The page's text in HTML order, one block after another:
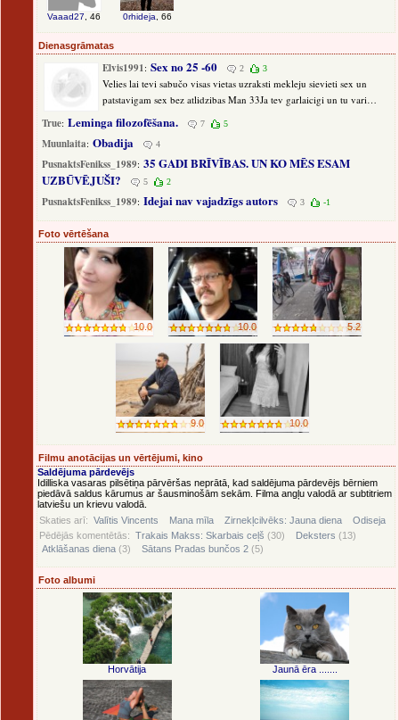
Vaaad27 , 46 0rhideja , 66
Dienasgrāmatas
Elvis1991: Sex no 25 -60 2 3
Velies lai tevi sabučo visas vietas uzraksti mekleju sievieti sex un
patstavigam sex bez atlidzibas Man 33Ja tev garlaicigi un tu vari
atbraukt Es ari varu ...
True: Leminga filozofēšana. 7 5
Muunlaita: Obadija 4
PusnaktsFenikss_1989: 35 GADI BRĪVĪBAS. UN KO MĒS ESAM
UZBŪVĒJUŠI?
5 2
PusnaktsFenikss_1989: Idejai nav vajadzīgs autors 3 -1
Foto vērtēšana
10.0 10.0 5.2
9.0 10.0
Filmu anotācijas un vērtējumi, kino
Saldējuma pārdevējs
Idilliska vasaras pilsētiņa pārvēršas neprātā, kad saldējuma pārdevējs bērniem
piedāvā saldus kārumus ar šausminošām sekām. Filma angļu valodā ar subtitriem
latviešu un krievu valodā.
Skaties arī: Valītis Vincents Mana mīla Zirnekļcilvēks: Jauna diena
Odiseja
Pēdējās komentētās: Trakais Makss: Skarbais ceļš (30) Deksters (13)
Atklāšanas diena (3) Sātans Pradas bunčos 2 (5)
Foto albumi
Horvātija Jaunā ēra .......